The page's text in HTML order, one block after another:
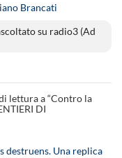
Brancati
su radio3 (Ad
di lettura a “Contro la
DI
destruens. Una replica